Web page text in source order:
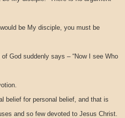
be My disciple, you must be
God suddenly says – “Now I see Who
belief for personal belief, and that is
and so few devoted to Jesus Christ.